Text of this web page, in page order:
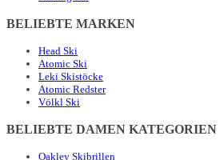
BELIEBTE MARKEN
Head Ski
Atomic Ski
Leki Skistöcke
Atomic Redster
Völkl Ski
BELIEBTE DAMEN KATEGORIEN
Oakley Skibrillen